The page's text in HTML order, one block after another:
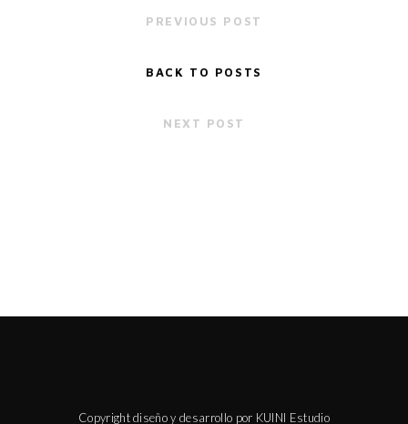
PREVIOUS POST
BACK TO POSTS
NEXT POST
Copyright diseño y desarrollo por KUINI Estudio